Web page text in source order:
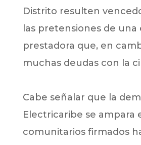
Distrito resulten
las pretensiones de una
prestadora que, en
muchas deudas con la
Cabe señalar que la
Electricaribe se ampara
comunitarios firmados